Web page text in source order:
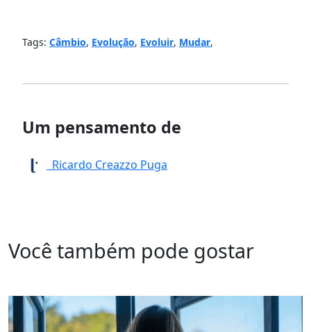
Tags: Câmbio, Evolução, Evoluir, Mudar,
Um pensamento de
Ricardo Creazzo Puga
Você também pode gostar